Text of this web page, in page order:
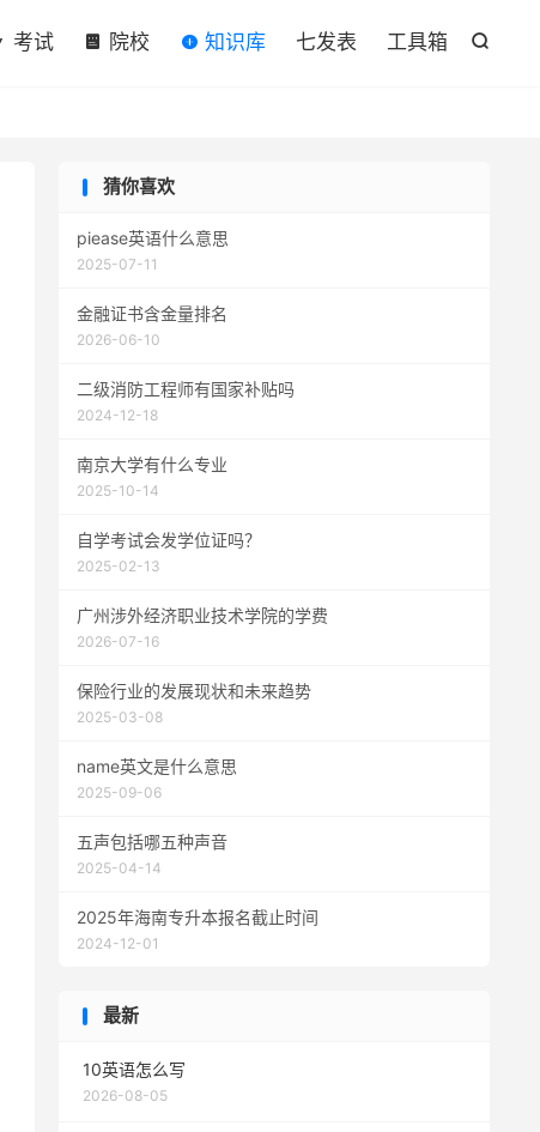

考试 院校 知识库 七发表 工具箱
猜你喜欢
piease英语什么意思
2025-07-11
金融证书含金量排名
2026-06-10
二级消防工程师有国家补贴吗
2024-12-18
南京大学有什么专业
2025-10-14
自学考试会发学位证吗？
2025-02-13
广州涉外经济职业技术学院的学费
2026-07-16
保险行业的发展现状和未来趋势
2025-03-08
name英文是什么意思
2025-09-06
五声包括哪五种声音
2025-04-14
2025年海南专升本报名截止时间
2024-12-01
最新
10英语怎么写
2026-08-05